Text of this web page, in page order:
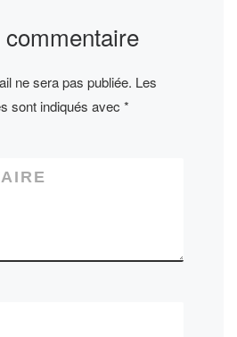
ne sera pas publiée. Les
sont indiqués avec*